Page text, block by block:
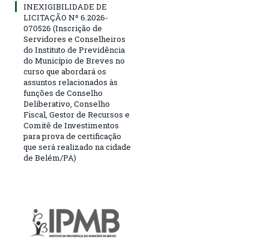
INEXIGIBILIDADE DE
LICITAÇÃO Nº 6.2026-
070526 (Inscrição de
Servidores e Conselheiros
do Instituto de Previdência
do Município de Breves no
curso que abordará os
assuntos relacionados às
funções de Conselho
Deliberativo, Conselho
Fiscal, Gestor de Recursos e
Comitê de Investimentos
para prova de certificação
que será realizado na cidade
de Belém/PA)